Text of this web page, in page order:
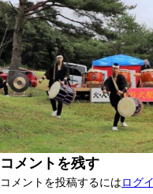
コメントを残す
コメントを投稿するにはログ